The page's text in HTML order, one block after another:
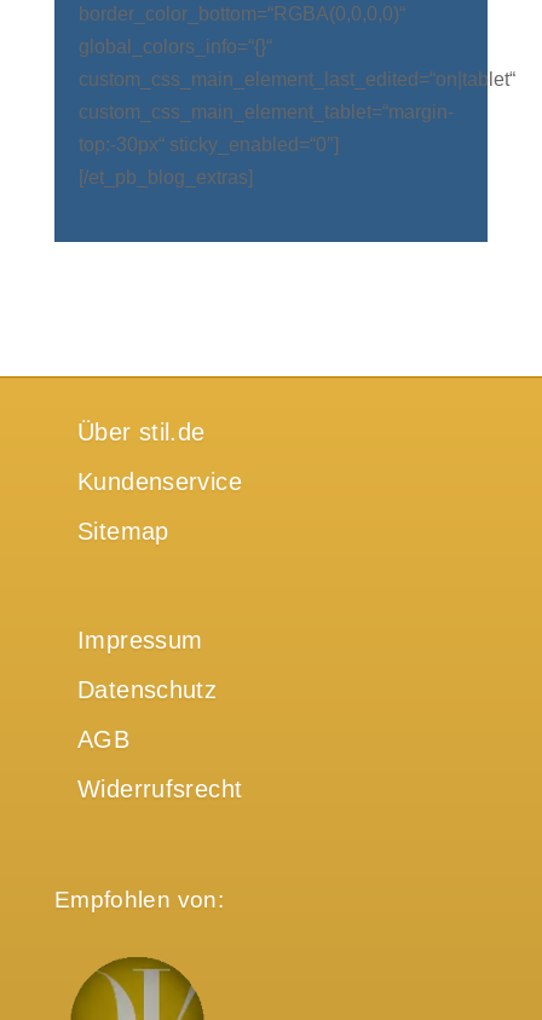
border_color_bottom=“RGBA(0,0,0,0)“
global_colors_info=“{}“
custom_css_main_element_last_edited=“on|tablet“
custom_css_main_element_tablet=“margin-
top:-30px“ sticky_enabled=“0″]
[/et_pb_blog_extras]
Über stil.de
Kundenservice
Sitemap
Impressum
Datenschutz
AGB
Widerrufsrecht
Empfohlen von: